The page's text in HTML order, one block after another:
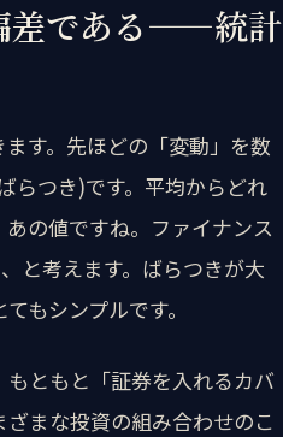
差である——統計
ます。先ほどの「変動」を数
らつき)です。平均からどれ
の値ですね。ファイナンス
と考えます。ばらつきが大
もシンプルです。
ともと「証券を入れるカバ
まな投資の組み合わせのこ